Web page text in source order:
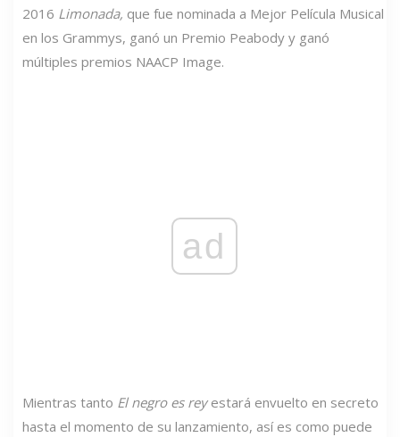
2016 Limonada, que fue nominada a Mejor Película Musical
en los Grammys, ganó un Premio Peabody y ganó
múltiples premios NAACP Image.
ad
Mientras tanto El negro es reyestará envuelto en secreto
hasta el momento de su lanzamiento, así es como puede